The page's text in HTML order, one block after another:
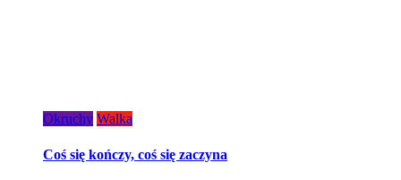
Okruchy Walka
Coś się kończy, coś się zaczyna